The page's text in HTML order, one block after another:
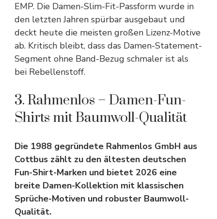
EMP. Die Damen-Slim-Fit-Passform wurde in
den letzten Jahren spürbar ausgebaut und
deckt heute die meisten großen Lizenz-Motive
ab. Kritisch bleibt, dass das Damen-Statement-
Segment ohne Band-Bezug schmaler ist als
bei Rebellenstoff.
3. Rahmenlos – Damen-Fun-
Shirts mit Baumwoll-Qualität
Die 1988 gegründete Rahmenlos GmbH aus
Cottbus zählt zu den ältesten deutschen
Fun-Shirt-Marken und bietet 2026 eine
breite Damen-Kollektion mit klassischen
Sprüche-Motiven und robuster Baumwoll-
Qualität.